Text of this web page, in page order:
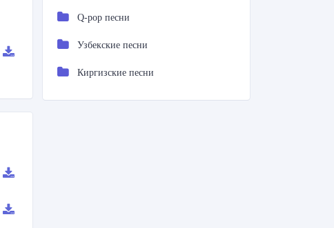
Q-pop песни
Узбекские песни
Киргизские песни